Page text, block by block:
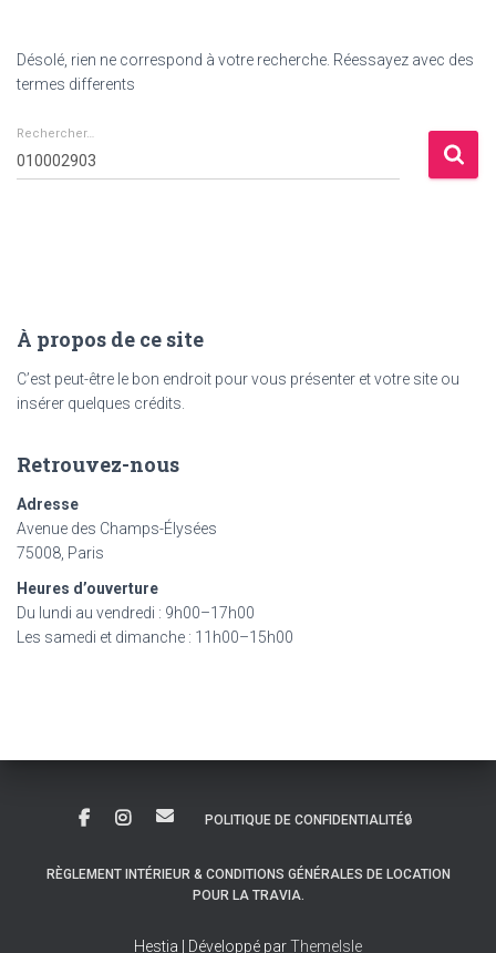
Désolé, rien ne correspond à votre recherche. Réessayez avec des
termes differents
Rechercher :
Rechercher…
À propos de ce site
C’est peut-être le bon endroit pour vous présenter et votre site ou
insérer quelques crédits.
Retrouvez-nous
Adresse
Avenue des Champs-Élysées
75008, Paris
Heures d’ouverture
Du lundi au vendredi : 9h00–17h00
Les samedi et dimanche : 11h00–15h00
POLITIQUE DE CONFIDENTIALITÉ🔒
RÈGLEMENT INTÉRIEUR & CONDITIONS GÉNÉRALES DE LOCATION
POUR LA TRAVIA.
Hestia | Développé parThemeIsle